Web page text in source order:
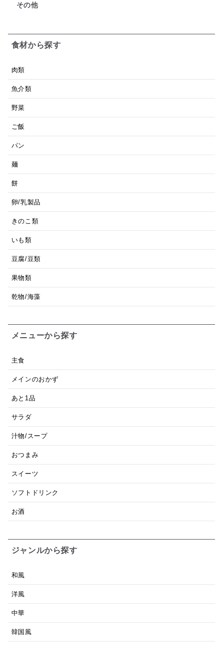
その他
食材から探す
肉類
魚介類
野菜
ご飯
パン
麺
餅
卵/乳製品
きのこ類
いも類
豆腐/豆類
果物類
乾物/海藻
メニューから探す
主食
メインのおかず
あと1品
サラダ
汁物/スープ
おつまみ
スイーツ
ソフトドリンク
お酒
ジャンルから探す
和風
洋風
中華
韓国風